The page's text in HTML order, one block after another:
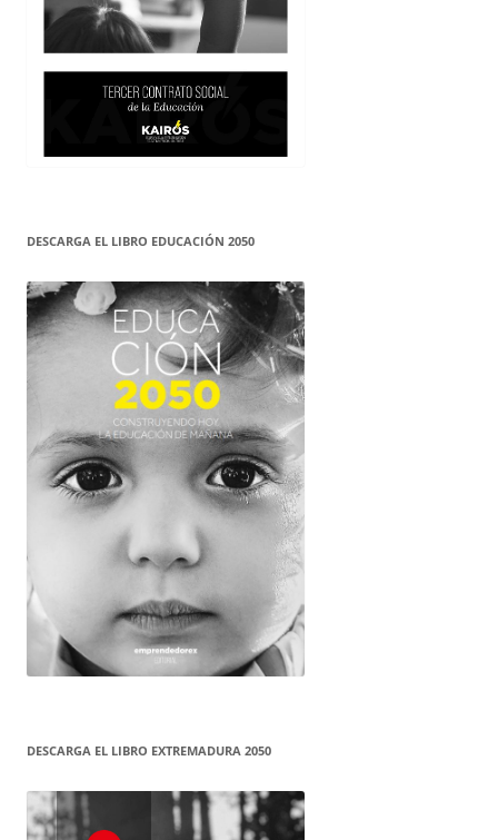
DESCARGA EL LIBRO EDUCACIÓN 2050
DESCARGA EL LIBRO EXTREMADURA 2050